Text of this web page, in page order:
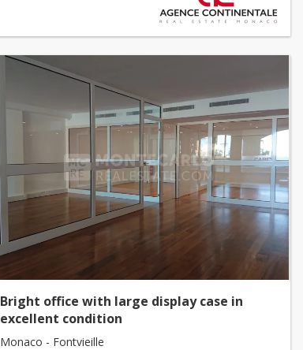
Bright office with large display case in
excellent condition
Monaco - Fontvieille